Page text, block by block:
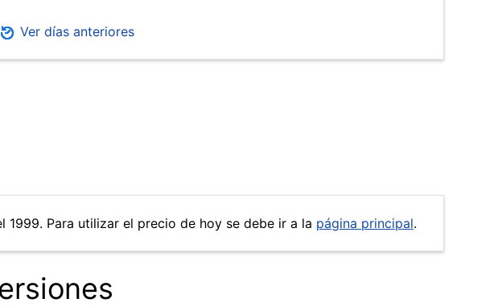
Ver días anteriores
1999. Para utilizar el precio de hoy se debe ir a la página principal.